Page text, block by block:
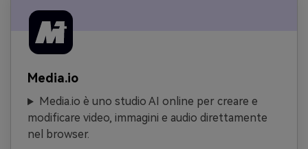
Media.io
Media.io è uno studio AI online per creare e
modificare video, immagini e audio direttamente
nel browser.